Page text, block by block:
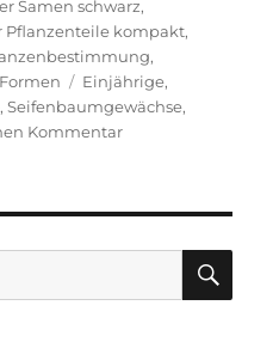
Samen schwarz,
Pflanzenteile kompakt,
,
Schlagwörter
Einjährige,
,Seifenbaumgewächse,
Kommentarzu